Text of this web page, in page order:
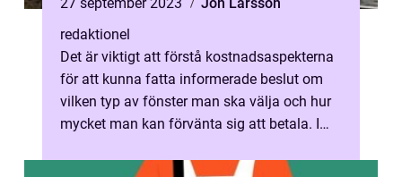
redaktionel
Det är viktigt att förstå kostnadsaspekterna
för att kunna fatta informerade beslut om
vilken typ av fönster man ska välja och hur
mycket man kan förvänta sig att betala. I